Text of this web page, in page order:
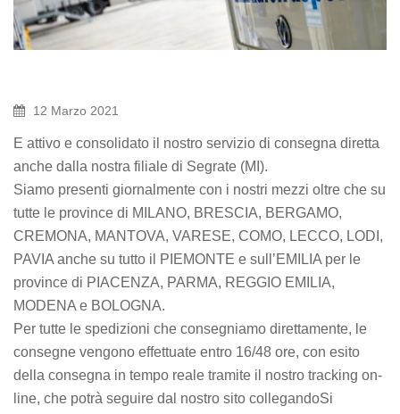
12 Marzo 2021
E attivo e consolidato il nostro servizio di consegna diretta
anche dalla nostra filiale di Segrate (MI).
Siamo presenti giornalmente con i nostri mezzi oltre che su
tutte le province di MILANO, BRESCIA, BERGAMO,
CREMONA, MANTOVA, VARESE, COMO, LECCO, LODI,
PAVIA anche su tutto il PIEMONTE e sull’EMILIA per le
province di PIACENZA, PARMA, REGGIO EMILIA,
MODENA e BOLOGNA.
Per tutte le spedizioni che consegniamo direttamente, le
consegne vengono effettuate entro 16/48 ore, con esito
della consegna in tempo reale tramite il nostro tracking on-
line, che potrà seguire dal nostro sito collegandoSi